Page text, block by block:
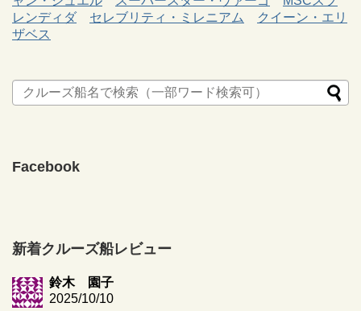
レンディダ
セレブリティ・ミレニアム
クイーン・エリ
ザベス
Facebook
新着クルーズ船レビュー
鈴木 園子
2025/10/10